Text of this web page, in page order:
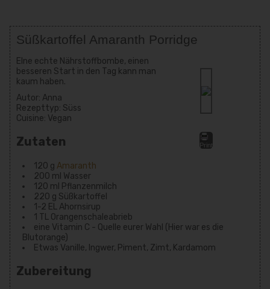
Süßkartoffel Amaranth Porridge
Print
EIne echte Nährstoffbombe, einen
besseren Start in den Tag kann man
kaum haben.
Autor: Anna
Rezepttyp: Süss
Cuisine: Vegan
Zutaten
120 g Amaranth
200 ml Wasser
120 ml Pflanzenmilch
220 g Süßkartoffel
1-2 EL Ahornsirup
1 TL Orangenschaleabrieb
eine Vitamin C - Quelle eurer Wahl (Hier war es die
Blutorange)
Etwas Vanille, Ingwer, Piment, Zimt, Kardamom
Zubereitung